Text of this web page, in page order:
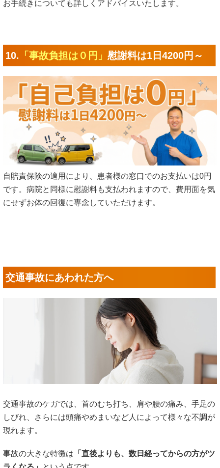
お手続きについても詳しくアドバイスいたします。
10. 「事故負担は０円」 慰謝料は1日4200円～
自賠責保険の適用により、患者様の窓口でのお支払いは0円
です。病院と同様に慰謝料も支払われますので、費用面を気
にせずお体の回復に専念していただけます。
交通事故にあわれた方へ
交通事故のケガでは、首のむち打ち、肩や腰の痛み、手足の
しびれ、さらには頭痛やめまいなど人によって様々な不調が
現れます。
事故の大きな特徴は 「直後よりも、数日経ってからの方がツ